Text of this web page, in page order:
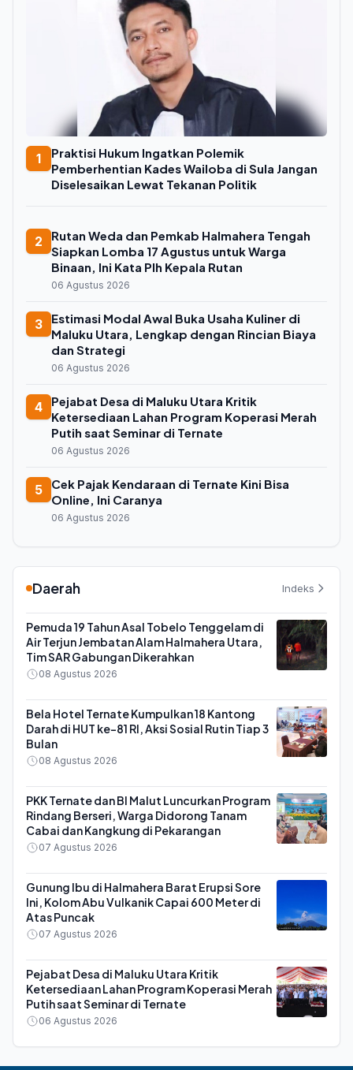
1
Praktisi Hukum Ingatkan Polemik
Pemberhentian Kades Wailoba di Sula Jangan
Diselesaikan Lewat Tekanan Politik
2
Rutan Weda dan Pemkab Halmahera Tengah
Siapkan Lomba 17 Agustus untuk Warga
Binaan, Ini Kata Plh Kepala Rutan
06 Agustus 2026
3
Estimasi Modal Awal Buka Usaha Kuliner di
Maluku Utara, Lengkap dengan Rincian Biaya
dan Strategi
06 Agustus 2026
4
Pejabat Desa di Maluku Utara Kritik
Ketersediaan Lahan Program Koperasi Merah
Putih saat Seminar di Ternate
06 Agustus 2026
5
Cek Pajak Kendaraan di Ternate Kini Bisa
Online, Ini Caranya
06 Agustus 2026
Daerah Indeks
Pemuda 19 Tahun Asal Tobelo Tenggelam di
Air Terjun Jembatan Alam Halmahera Utara,
Tim SAR Gabungan Dikerahkan
08 Agustus 2026
Bela Hotel Ternate Kumpulkan 18 Kantong
Darah di HUT ke-81 RI, Aksi Sosial Rutin Tiap 3
Bulan
08 Agustus 2026
PKK Ternate dan BI Malut Luncurkan Program
Rindang Berseri, Warga Didorong Tanam
Cabai dan Kangkung di Pekarangan
07 Agustus 2026
Gunung Ibu di Halmahera Barat Erupsi Sore
Ini, Kolom Abu Vulkanik Capai 600 Meter di
Atas Puncak
07 Agustus 2026
Pejabat Desa di Maluku Utara Kritik
Ketersediaan Lahan Program Koperasi Merah
Putih saat Seminar di Ternate
06 Agustus 2026